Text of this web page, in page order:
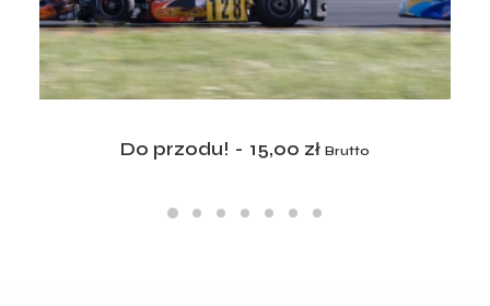
ADD TO CART
Do przodu! 15,00 zł Brutto